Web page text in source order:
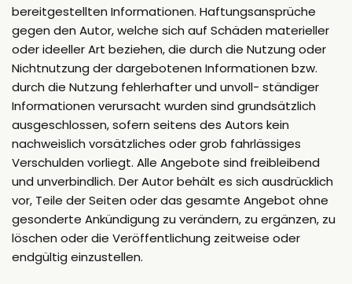
bereitgestellten Informationen. Haftungsansprüche
gegen den Autor, welche sich auf Schäden materieller
oder ideeller Art beziehen, die durch die Nutzung oder
Nichtnutzung der dargebotenen Informationen bzw.
durch die Nutzung fehlerhafter und unvoll- ständiger
Informationen verursacht wurden sind grundsätzlich
ausgeschlossen, sofern seitens des Autors kein
nachweislich vorsätzliches oder grob fahrlässiges
Verschulden vorliegt. Alle Angebote sind freibleibend
und unverbindlich. Der Autor behält es sich ausdrücklich
vor, Teile der Seiten oder das gesamte Angebot ohne
gesonderte Ankündigung zu verändern, zu ergänzen, zu
löschen oder die Veröffentlichung zeitweise oder
endgültig einzustellen.